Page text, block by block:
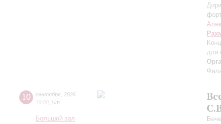
для
10 сентября 2026
19:00 Чт
Большой зал